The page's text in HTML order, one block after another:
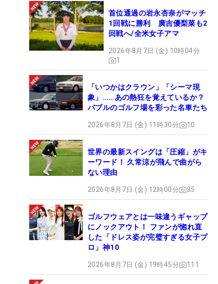
首位通過の岩永杏奈がマッチ
1回戦に勝利 廣吉優梨菜も2
回戦へ/全米女子アマ
2026年8月7日 (金) 10時04分
1
「いつかはクラウン」「シーマ現
象」……あの熱狂を覚えているか？
バブルのゴルフ場を彩った名車たち
2026年8月7日 (金) 11時30分 10
世界の最新スイングは「圧縮」がキ
ーワード！ 久常涼が飛んで曲がら
ない理由
2026年8月7日 (金) 12時00分 35
ゴルフウェアとは一味違うギャップ
にノックアウト！ ファンが惚れ直
した「ドレス姿が完璧すぎる女子プ
ロ」神10
2026年8月7日 (金) 19時45分 111